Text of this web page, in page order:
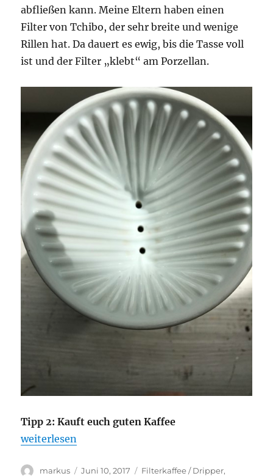
abfließen kann. Meine Eltern haben einen
Filter von Tchibo, der sehr breite und wenige
Rillen hat. Da dauert es ewig, bis die Tasse voll
ist und der Filter „klebt“ am Porzellan.
Tipp 2: Kauft euch guten Kaffee
„Mit 3 einfachen Tipps guten Kaffee zuhause aus
weiterlesen
Autor
markus
Veröffentlicht
Juni 10, 2017 Kategorien
Filterkaffee / Dripper,